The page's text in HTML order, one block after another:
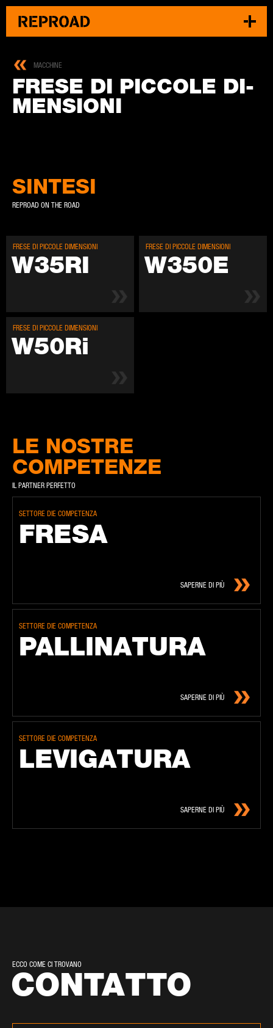
MACCHINE
FRE­SE DI PIC­CO­LE DI­
MEN­SIO­NI
SINTESI
REPROAD ON THE ROAD
FRE­SE DI PIC­CO­LE DI­MEN­SIO­NI
W35­RI
FRE­SE DI PIC­CO­LE DI­MEN­SIO­NI
W350E
FRE­SE DI PIC­CO­LE DI­MEN­SIO­NI
W50­Ri
LE NOSTRE
COMPETENZE
IL PARTNER PERFETTO
SETTORE DIE COMPETENZA
FRE­SA
SAPERNE DI PIÙ
SETTORE DIE COMPETENZA
PAL­LI­NA­TU­RA
SAPERNE DI PIÙ
SETTORE DIE COMPETENZA
LE­VI­GA­TU­RA
SAPERNE DI PIÙ
ECCO COME CI TROVANO
CONTATTO